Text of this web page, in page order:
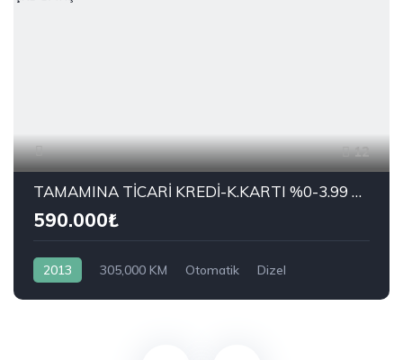
12
TAMAMINA TİCARİ KREDİ-K.KARTI %0-3.99 ÇEK-2.99 SENET-ÇKS SATIŞ
590.000₺
2013 305,000 KM Otomatik
Dizel